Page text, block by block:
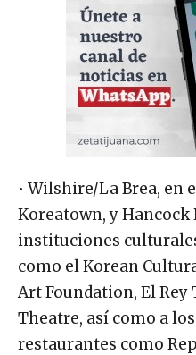
• Wilshire/La Brea, en
Koreatown, y Hancock
instituciones
como el Korean
Art Foundation, El Rey
Theatre, así como a
restaurantes como